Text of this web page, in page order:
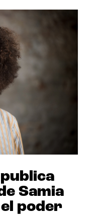
Samia
poder